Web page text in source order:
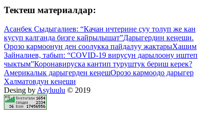
Тектеш материалдар:
Асанбек Сыдыгалиев: “Качан ичтерине суу толуп же кан
кусуп калганда бизге кайрылышат”Дарыгердин кеңеши.
Орозо кармоонун ден соолукка пайдалуу жактарыХашим
Зайналиев, табып: “COVID-19 вирусун дарылоону иштеп
чыктым”Коронавируска кантип туруштук бериш керек?
Америкалык дарыгерден кеңешОрозо кармоодо дарыгер
Халматовдун кеңеши
Desing by Asyluulu © 2019